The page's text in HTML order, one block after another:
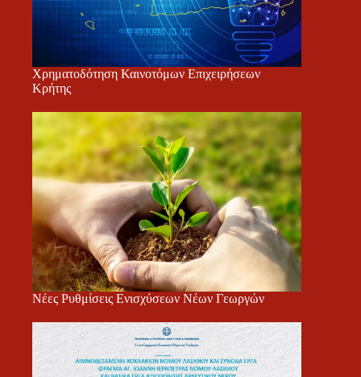
Χρηματοδότηση Καινοτόμων Επιχειρήσεων
Κρήτης
Νέες Ρυθμίσεις Ενισχύσεων Νέων Γεωργών